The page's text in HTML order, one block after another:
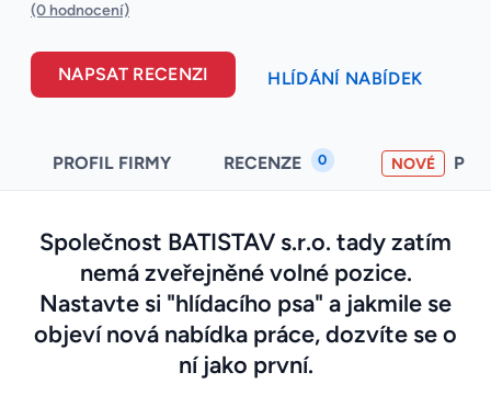
(0 hodnocení)
NAPSAT RECENZI HLÍDÁNÍ NABÍDEK
PROFIL FIRMY RECENZE 0 NOVÉ
Společnost BATISTAV s.r.o. tady zatím
nemá zveřejněné volné pozice.
Nastavte si "hlídacího psa" a jakmile se
objeví nová nabídka práce, dozvíte se o
ní jako první.